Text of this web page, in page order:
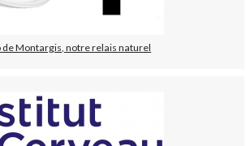
de Montargis, notre relais naturel